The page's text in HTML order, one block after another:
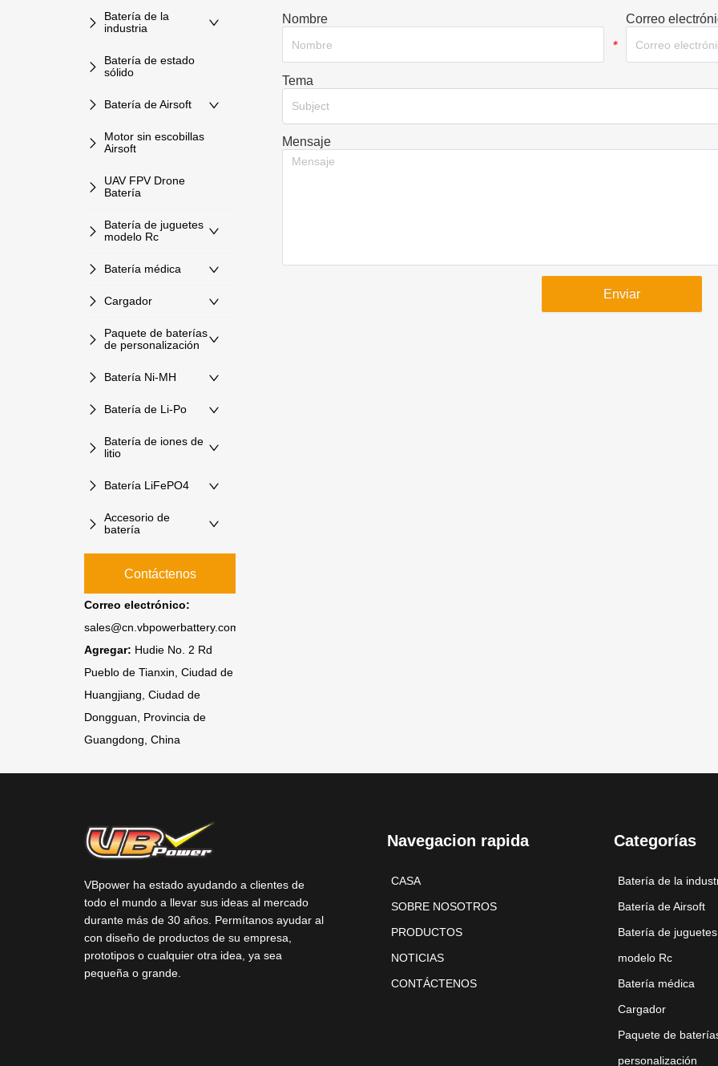
Batería de la
industria
Batería de estado
sólido
Batería de Airsoft
Motor sin escobillas
Airsoft
UAV FPV Drone
Batería
Batería de juguetes
modelo Rc
Batería médica
Cargador
Paquete de baterías
de personalización
Batería Ni-MH
Batería de Li-Po
Batería de iones de
litio
Batería LiFePO4
Accesorio de
batería
Contáctenos
Correo electrónico:
sales@cn.vbpowerbattery.com
Agregar: Hudie No. 2 Rd
Pueblo de Tianxin, Ciudad de
Huangjiang, Ciudad de
Dongguan, Provincia de
Guangdong, China
Nombre
*
Correo
Tema
Subject
Mensaje
Enviar
VBpower ha estado ayudando a clientes de
todo el mundo a llevar sus ideas al mercado
durante más de 30 años. Permítanos ayudar al
con diseño de productos de su empresa,
prototipos o cualquier otra idea, ya sea
pequeña o grande.
Navegacion rapida
CASA
SOBRE NOSOTROS
PRODUCTOS
NOTICIAS
CONTÁCTENOS
Categorías
Batería de la
Batería de Airsoft
Batería de juguetes
modelo Rc
Batería médica
Cargador
Paquete de
personalización